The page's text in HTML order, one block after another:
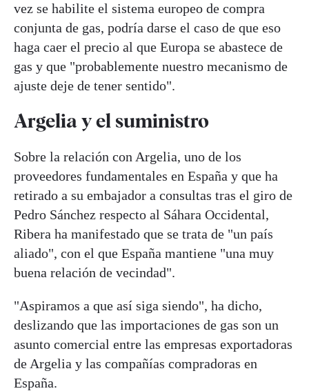
vez se habilite el sistema europeo de compra
conjunta de gas, podría darse el caso de que eso
haga caer el precio al que Europa se abastece de
gas y que "probablemente nuestro mecanismo de
ajuste deje de tener sentido".
Argelia y el suministro
Sobre la relación con Argelia, uno de los
proveedores fundamentales en España y que ha
retirado a su embajador a consultas tras el giro de
Pedro Sánchez respecto al Sáhara Occidental,
Ribera ha manifestado que se trata de "un país
aliado", con el que España mantiene "una muy
buena relación de vecindad".
"Aspiramos a que así siga siendo", ha dicho,
deslizando que las importaciones de gas son un
asunto comercial entre las empresas exportadoras
de Argelia y las compañías compradoras en
España.